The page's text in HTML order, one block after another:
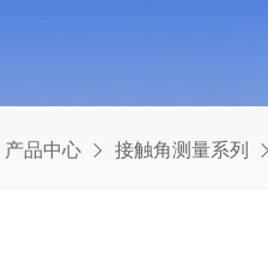
产品中心 接触角测量系列